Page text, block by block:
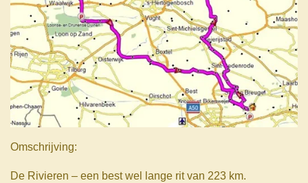
Omschrijving:
De Rivieren – een best wel lange rit van 223 km.